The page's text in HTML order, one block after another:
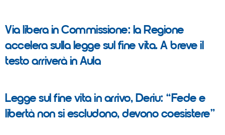
Via libera in Commissione: la Regione
accelera sulla legge sul fine vita. A breve il
testo arriverà in Aula
Legge sul fine vita in arrivo, Deriu: “Fede e
libertà non si escludono, devono coesistere”